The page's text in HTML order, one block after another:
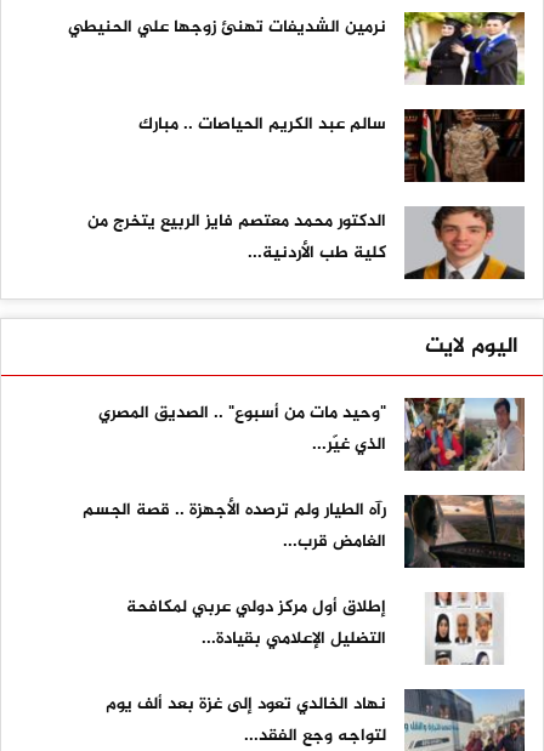
نرمين الشديفات تهنئ زوجها علي الحنيطي
سالم عبد الكريم الحياصات .. مبارك
الدكتور محمد معتصم فايز الربيع يتخرج من
كلية طب الأردنية...
اليوم لايت
"وحيد مات من أسبوع" .. الصديق المصري
الذي غيّر...
رآه الطيار ولم ترصده الأجهزة .. قصة الجسم
الغامض قرب...
إطلاق أول مركز دولي عربي لمكافحة
التضليل الإعلامي بقيادة...
نهاد الخالدي تعود إلى غزة بعد ألف يوم
لتواجه وجع الفقد...